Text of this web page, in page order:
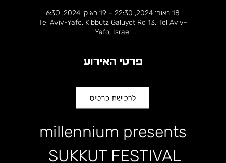
18 באוק׳ 2024, 22:30 – 19 באוק׳ 2024, 6:30
Tel Aviv-Yafo, Kibbutz Galuyot Rd 13, Tel Aviv-
Yafo, Israel
פרטי האירוע
millennium presents
SUKKUT FESTIVAL